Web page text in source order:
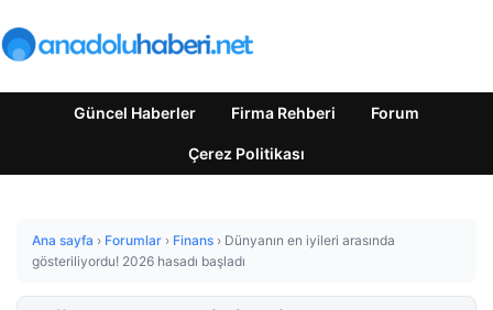
Güncel Haberler Firma Rehberi Forum
Çerez Politikası
Ana sayfa › Forumlar › Finans › Dünyanın en iyileri arasında
gösteriliyordu! 2026 hasadı başladı